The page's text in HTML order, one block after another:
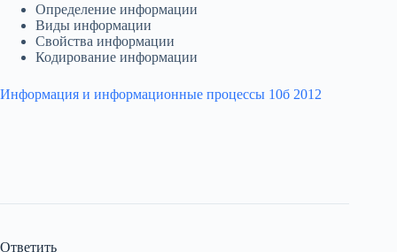
Определение информации
Виды информации
Свойства информации
Кодирование информации
Информация и информационные процессы 10б 2012
Ответить